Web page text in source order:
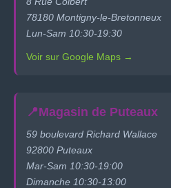
78180 Montigny-le-Bretonneux
Lun-Sam 10:30-19:30
Voir sur Google Maps →
📍Magasin de Puteaux
59 boulevard Richard Wallace
92800 Puteaux
Mar-Sam 10:30-19:00
Dimanche 10:30-13:00